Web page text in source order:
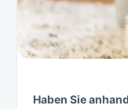
Haben Sie